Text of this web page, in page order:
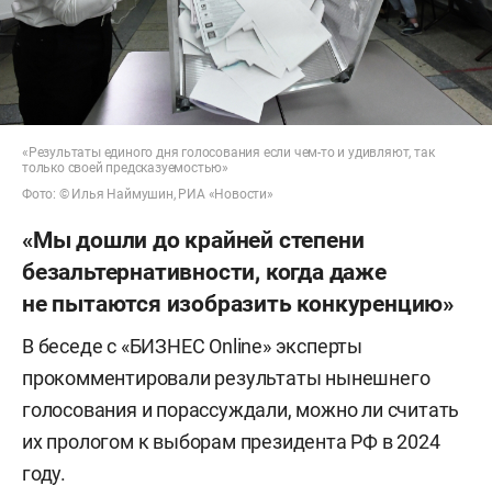
«Результаты единого дня голосования если чем-то и удивляют, так
только своей предсказуемостью»
Фото: © Илья Наймушин, РИА «Новости»
«Мы дошли до крайней степени
безальтернативности, когда даже
не пытаются изобразить конкуренцию»
В беседе с «БИЗНЕС Online» эксперты
прокомментировали результаты нынешнего
голосования и порассуждали, можно ли считать
их прологом к выборам президента РФ в 2024
году.